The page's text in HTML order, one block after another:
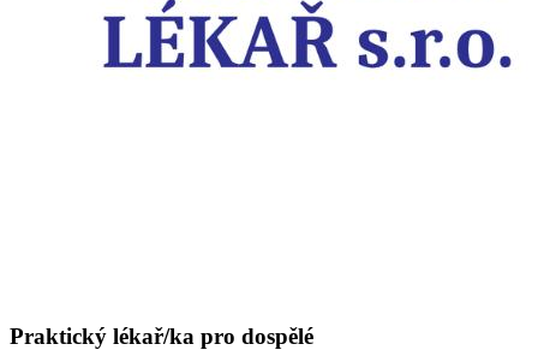
Praktický lékař/ka pro dospělé